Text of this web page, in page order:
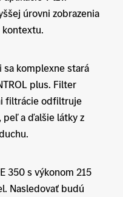
úrovni zobrazenia
kontextu.
komplexne stará
plus. Filter
filtrácie odfiltruje
a ďalšie látky z
350 s výkonom 215
Nasledovať budú